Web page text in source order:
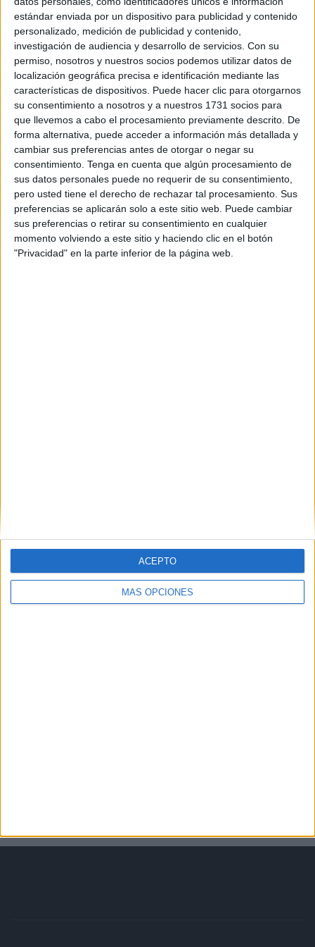
estándar enviada por un dispositivo para publicidad y contenido
personalizado, medición de publicidad y contenido,
investigación de audiencia y desarrollo de servicios. Con su
permiso, nosotros y nuestros socios podemos utilizar datos de
localización geográfica precisa e identificación mediante las
características de dispositivos. Puede hacer clic para otorgarnos
su consentimiento a nosotros y a nuestros 1731 socios para
que llevemos a cabo el procesamiento previamente descrito. De
forma alternativa, puede acceder a información más detallada y
cambiar sus preferencias antes de otorgar o negar su
consentimiento. Tenga en cuenta que algún procesamiento de
sus datos personales puede no requerir de su consentimiento,
pero usted tiene el derecho de rechazar tal procesamiento. Sus
preferencias se aplicarán solo a este sitio web. Puede cambiar
sus preferencias o retirar su consentimiento en cualquier
momento volviendo a este sitio y haciendo clic en el botón
"Privacidad" en la parte inferior de la página web.
MÁS OPCIONES
ACEPTO
El zoosanitario de Ceuta no puede permitirse
perder a Cristina Riveiro
POR CHATS NOIRS 13/04/2026 0
Un hogar para siempre para Ciro
POR CHATS NOIRS 13/03/2026 0
Por una Ceuta responsable y sin sacrificios:
vacunación, no eliminación
POR CHATS NOIRS 08/10/2025 0
Chats Noirs Ceuta cierra las puertas de su
casa de acogida
POR MARGA Y SARA 22/06/2024 3
Elliot, un nuevo caso de abandono, busca